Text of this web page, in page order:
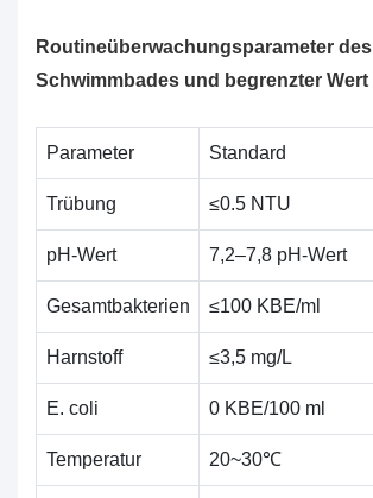
Routineüberwachungsparameter des
Schwimmbades und begrenzter Wert
Parameter Standard
Trübung ≤0.5 NTU
pH-Wert 7,2–7,8 pH-Wert
Gesamtbakterien ≤100 KBE/ml
Harnstoff ≤3,5 mg/L
E. coli 0 KBE/100 ml
Temperatur 20~30℃